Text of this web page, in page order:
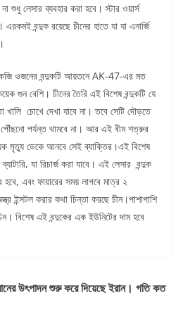
শুধু লেসার ব্যবহার করা হবে। স্টার ওয়ার্স
বন্দুক রয়েছে চীনের হাতে যা যা এনার্জি
কেজি ওজনের বন্দুকটি আয়তনে AK-47-এর মত
গুন বেশি। চীনের তৈরি এই বিশেষ বন্দুকটি যে
খালি চোখে দেখা যাবে না। তবে সেটি দৌড়তে
পৌঁছনো পর্যন্ত থামবে না। আর এই বীম শত্রুর
মৃত্যু ডেকে আনবে সেই ব্যাক্তির।এই বিশেষ
যা রিচার্জ করা যাবে। এই লেসার বন্দুক
এবং ফায়ারের সময় লাগবে মাত্র ২
ইন্সটল করার কথা চিন্তা করছে চীন।পাশাপাশি
বিশেষ এই বন্দুকের এক ইউনিটের দাম হবে
উৎপাদন শুরু করে দিয়েছে ইরান। গতি কত